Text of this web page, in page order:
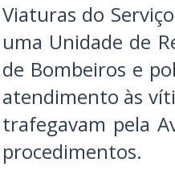
Viaturas do
uma Unidade de
de Bombeiros e
atendimento às
trafegavam pela
procedimentos.